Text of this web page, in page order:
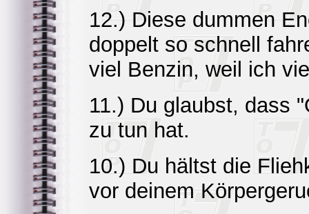
12.) Diese dummen
doppelt so schnell
viel Benzin, weil ich
11.) Du glaubst, dass
zu tun hat.
10.) Du hältst die
vor deinem